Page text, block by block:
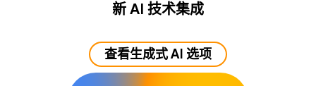
新 AI 技术集成
查看生成式 AI 选项